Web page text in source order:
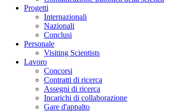
Progetti
Internazionali
Nazionali
Conclusi
Personale
Visiting Scientists
Lavoro
Concorsi
Contratti di ricerca
Assegni di ricerca
Incarichi di collaborazione
Gare d'appalto